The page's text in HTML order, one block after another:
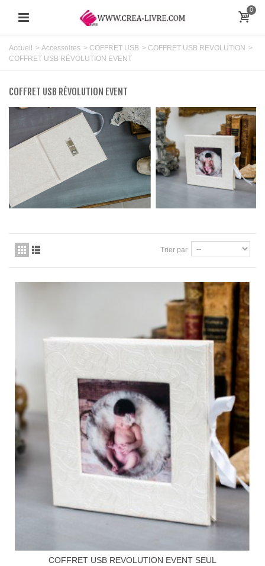
0
Accueil > Accessoires > COFFRET USB > COFFRET USB REVOLUTION >
COFFRET USB RÉVOLUTION EVENT
COFFRET USB RÉVOLUTION EVENT
Trier par
COFFRET USB REVOLUTION EVENT SEUL